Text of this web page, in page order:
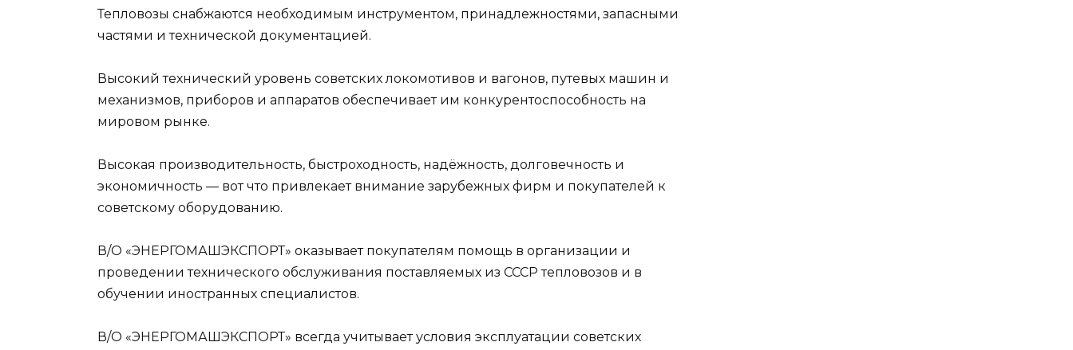
Тепловозы снабжаются необходимым инструментом, принадлежностями, запасными
частями и технической документацией.
Высокий технический уровень советских локомотивов и вагонов, путевых машин и
механизмов, приборов и аппаратов обеспечивает им конкурентоспособность на
мировом рынке.
Высокая производительность, быстроходность, надёжность, долговечность и
экономичность — вот что привлекает внимание зарубежных фирм и покупателей к
советскому оборудованию.
В/О «ЭНЕРГОМАШЭКСПОРТ» оказывает покупателям помощь в организации и
проведении технического обслуживания поставляемых из СССР тепловозов и в
обучении иностранных специалистов.
В/О «ЭНЕРГОМАШЭКСПОРТ» всегда учитывает условия эксплуатации советских